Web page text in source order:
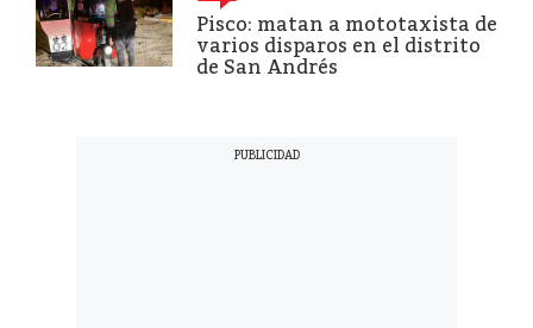
Pisco: matan a mototaxista de
varios disparos en el distrito
de San Andrés